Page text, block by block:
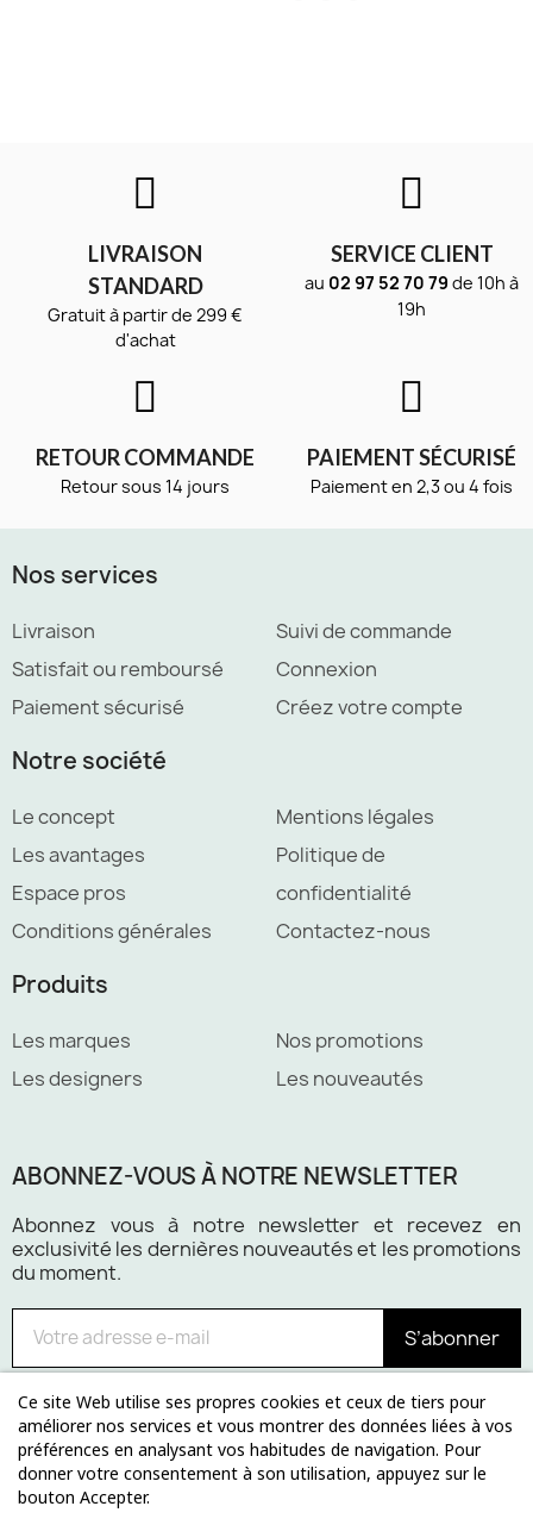
LIVRAISON
STANDARD
Gratuit à partir de 299 €
d'achat
SERVICE CLIENT
au 02 97 52 70 79 de 10h à
19h
RETOUR COMMANDE
Retour sous 14 jours
PAIEMENT SÉCURISÉ
Paiement en 2,3 ou 4 fois
Nos services
Livraison
Satisfait ou remboursé
Paiement sécurisé
Suivi de commande
Connexion
Créez votre compte
Notre société
Le concept
Les avantages
Espace pros
Conditions générales
Mentions légales
Politique de
confidentialité
Contactez-nous
Produits
Les marques
Les designers
Nos promotions
Les nouveautés
ABONNEZ-VOUS À NOTRE NEWSLETTER
Abonnez vous à notre newsletter et recevez en
exclusivité les dernières nouveautés et les promotions
du moment.
S’abonner
Paiement 100% sécurisé
Ce site Web utilise ses propres cookies et ceux de tiers pour
améliorer nos services et vous montrer des données liées à vos
préférences en analysant vos habitudes de navigation. Pour
donner votre consentement à son utilisation, appuyez sur le
bouton Accepter.